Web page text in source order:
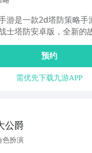
游是一款2d塔防策略手
士塔防安卓版，全新的
预约
需优先下载九游APP
公爵
色扮演